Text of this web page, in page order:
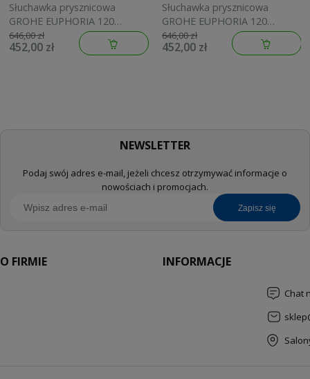
Słuchawka prysznicowa
GROHE EUPHORIA 120
brushed warm sunset
134883DL00
646,00 zł
452,00 zł
Słuchawka prysznicowa
GROHE EUPHORIA 120
brushed cool sunrise
134883GN00
646,00 zł
452,00 zł
NEWSLETTER
Podaj swój adres e-mail, jeżeli chcesz otrzymywać informacje o
nowościach i promocjach.
zapisz się
O FIRMIE INFORMACJE
Chat